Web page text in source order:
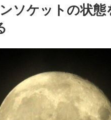
ソケットの状態